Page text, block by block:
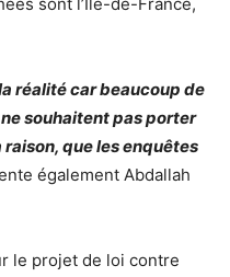
sont l’Ile-de-France,
réalité car beaucoup de
souhaitent pas porter
que les enquêtes
également Abdallah
le projet de loi contre